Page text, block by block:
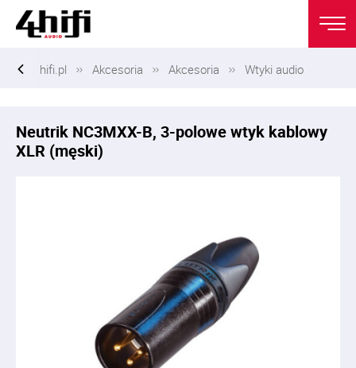
hifi.pl Akcesoria Akcesoria Wtyki audio
Neutrik NC3MXX-B, 3-polowe wtyk kablowy
XLR (męski)